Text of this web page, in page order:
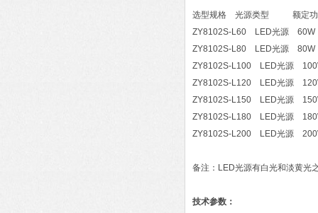
选型规格 光源类型 额
ZY8102S-L60 LED光源 60W
ZY8102S-L80 LED光源 80W
ZY8102S-L100 LED光源
ZY8102S-L120 LED光源
ZY8102S-L150 LED光源
ZY8102S-L180 LED光源
ZY8102S-L200 LED光源
备注：LED光源有白光和淡黄光
技术参数：